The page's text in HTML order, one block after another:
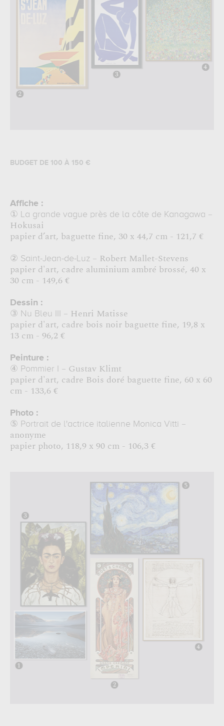
BUDGET DE 100 À 150 €
Affiche :
① La grande vague près de la côte de Kanagawa –
Hokusai
papier d’art, baguette fine, 30 x 44,7 cm - 121,7 €
② Saint-Jean-de-Luz – Robert Mallet-Stevens
papier d'art, cadre aluminium ambré brossé, 40 x
30 cm - 149,6 €
Dessin :
③ Nu Bleu III
– Henri Matisse
papier d'art, cadre bois noir baguette fine, 19,8 x
13 cm - 96,2 €
Peinture :
④ Pommier I
– Gustav Klimt
papier d'art, cadre Bois doré baguette fine, 60 x 60
cm - 133,6 €
Photo :
⑤ Portrait de l'actrice italienne Monica Vitti –
anonyme
papier photo, 118,9 x 90 cm - 106,3 €